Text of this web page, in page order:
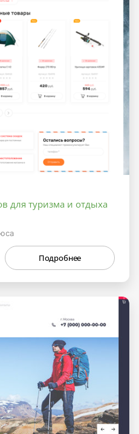
для туризма и отдыха
Подробнее